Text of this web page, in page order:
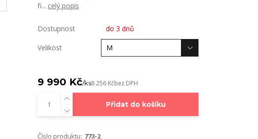
fi... celý popis
Dostupnost do 3 dnů
Velikost
9 990 Kč/ks8 256 Kčbez DPH
Přidat do košíku
Číslo produktu: 773-2